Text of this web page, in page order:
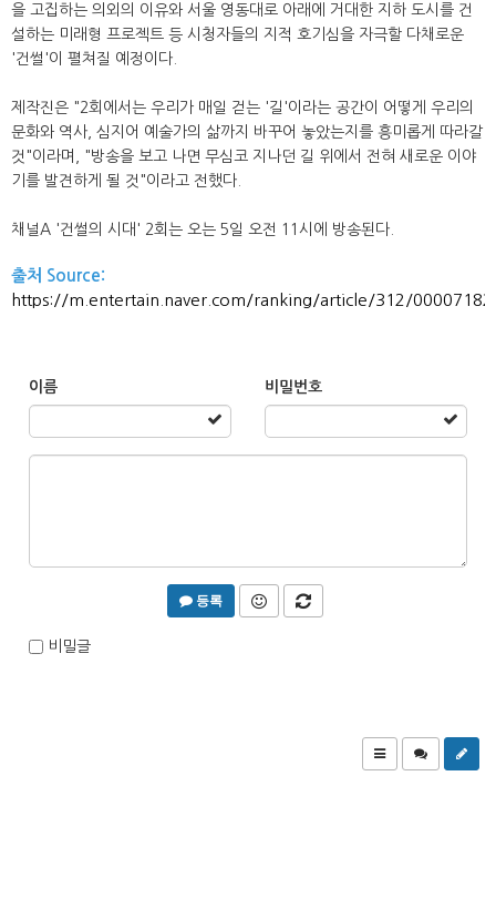
을 고집하는 의외의 이유와 서울 영동대로 아래에 거대한 지하 도시를 건
설하는 미래형 프로젝트 등 시청자들의 지적 호기심을 자극할 다채로운
'건썰'이 펼쳐질 예정이다.
제작진은 "2회에서는 우리가 매일 걷는 '길'이라는 공간이 어떻게 우리의
문화와 역사, 심지어 예술가의 삶까지 바꾸어 놓았는지를 흥미롭게 따라갈
것"이라며, "방송을 보고 나면 무심코 지나던 길 위에서 전혀 새로운 이야
기를 발견하게 될 것"이라고 전했다.
채널A '건썰의 시대' 2회는 오는 5일 오전 11시에 방송된다.
출처 Source:
https://m.entertain.naver.com/ranking/article/312/
이름 비밀번호
등록
비밀글